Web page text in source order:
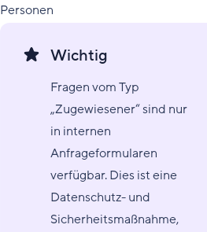
Personen
Wichtig
Fragen vom Typ
„Zugewiesener“ sind nur
in internen
Anfrageformularen
verfügbar. Dies ist eine
Datenschutz- und
Sicherheitsmaßnahme,